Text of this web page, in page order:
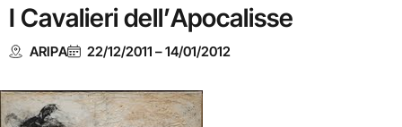
I Cavalieri dell’Apocalisse
ARIPA 22/12/2011 –14/01/2012